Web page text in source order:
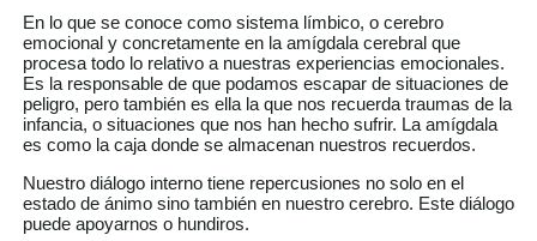
En lo que se conoce como sistema límbico, o cerebro
emocional y concretamente en la amígdala cerebral que
procesa todo lo relativo a nuestras experiencias emocionales.
Es la responsable de que podamos escapar de situaciones de
peligro, pero también es ella la que nos recuerda traumas de la
infancia, o situaciones que nos han hecho sufrir. La amígdala
es como la caja donde se almacenan nuestros recuerdos.
Nuestro diálogo interno tiene repercusiones no solo en el
estado de ánimo sino también en nuestro cerebro. Este diálogo
puede apoyarnos o hundiros.